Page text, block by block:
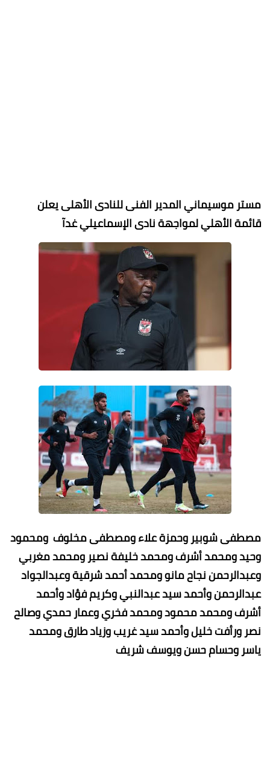
مستر موسيماني المدير الفنى للنادى الأهلى يعلن
قائمة الأهلي لمواجهة نادى الإسماعيلي غدآ
مصطفى شوبير وحمزة علاء ومصطفى مخلوف ومحمود
وحيد ومحمد أشرف ومحمد خليفة نصير ومحمد مغربي
وعبدالرحمن نجاح مانو ومحمد أحمد شرقية وعبدالجواد
عبدالرحمن وأحمد سيد عبدالنبي وكريم فؤاد وأحمد
أشرف ومحمد محمود ومحمد فخري وعمار حمدي وصالح
نصر ورأفت خليل وأحمد سيد غريب وزياد طارق ومحمد
ياسر وحسام حسن ويوسف شريف